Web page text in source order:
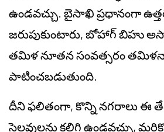
ఉండవచ్చు. బైసాఖి ప్రధానంగా
జరుపుకుంటారు, బోహాగ్ బిహు
తమిళ నూతన సంవత్సరం
పాటించబడుతుంది.
దీని ఫలితంగా, కొన్ని నగరాలు ఈ
సెలవులను కలిగి ఉండవచ్చు,